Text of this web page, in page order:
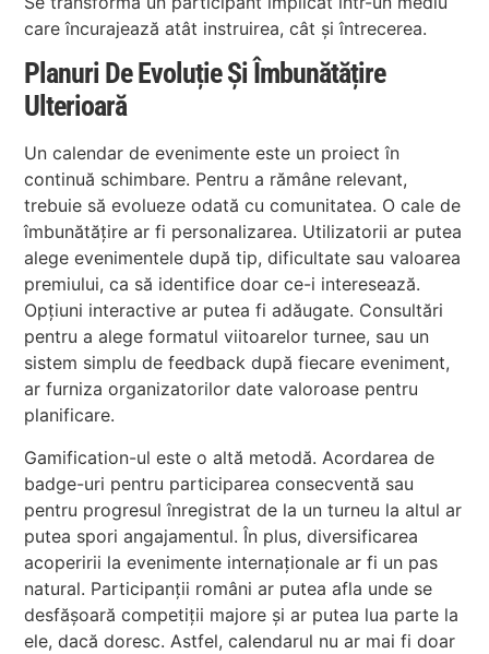
care încurajează atât instruirea, cât și întrecerea.
Planuri De Evoluție Și Îmbunătățire
Ulterioară
Un calendar de evenimente este un proiect în
continuă schimbare. Pentru a rămâne relevant,
trebuie să evolueze odată cu comunitatea. O cale de
îmbunătățire ar fi personalizarea. Utilizatorii ar putea
alege evenimentele după tip, dificultate sau valoarea
premiului, ca să identifice doar ce-i interesează.
Opțiuni interactive ar putea fi adăugate. Consultări
pentru a alege formatul viitoarelor turnee, sau un
sistem simplu de feedback după fiecare eveniment,
ar furniza organizatorilor date valoroase pentru
planificare.
Gamification-ul este o altă metodă. Acordarea de
badge-uri pentru participarea consecventă sau
pentru progresul înregistrat de la un turneu la altul ar
putea spori angajamentul. În plus, diversificarea
acoperirii la evenimente internaționale ar fi un pas
natural. Participanții români ar putea afla unde se
desfășoară competiții majore și ar putea lua parte la
ele, dacă doresc. Astfel, calendarul nu ar mai fi doar